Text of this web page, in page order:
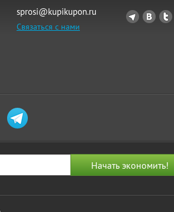
sprosi@kupikupon.ru
Связаться с нами